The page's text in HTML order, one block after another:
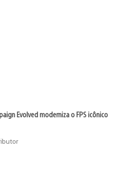
Evolved moderniza o FPS icônico